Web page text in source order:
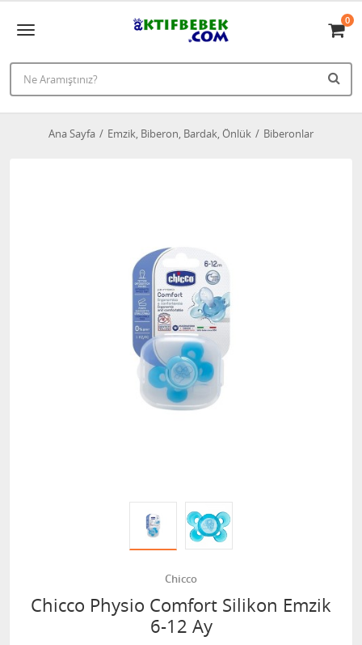
0
Ana Sayfa Emzik, Biberon, Bardak, Önlük Biberonlar
Chicco
Chicco Physio Comfort Silikon Emzik
6-12 Ay